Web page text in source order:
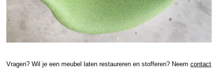
Vragen? Wil je een meubel laten restaureren en stofferen? Neemcontact